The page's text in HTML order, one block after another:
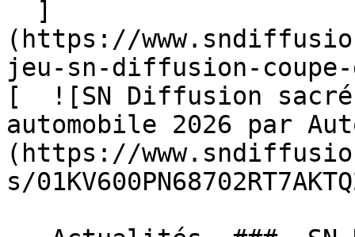
(https://
jeu-sn-diffusion-coupe-
[  ![SN Diffusion
automobile 2026 par
(https://
s/